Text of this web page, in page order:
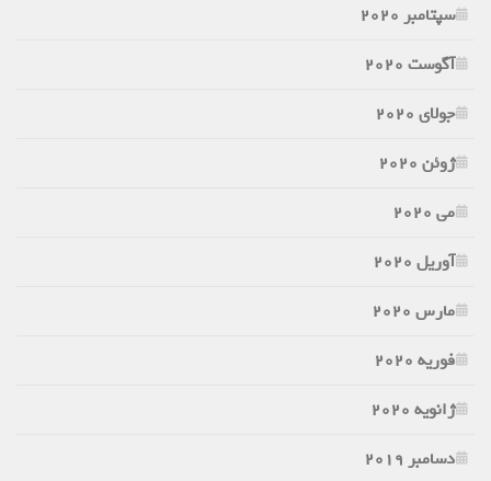
سپتامبر 2020
آگوست 2020
جولای 2020
ژوئن 2020
می 2020
آوریل 2020
مارس 2020
فوریه 2020
ژانویه 2020
دسامبر 2019